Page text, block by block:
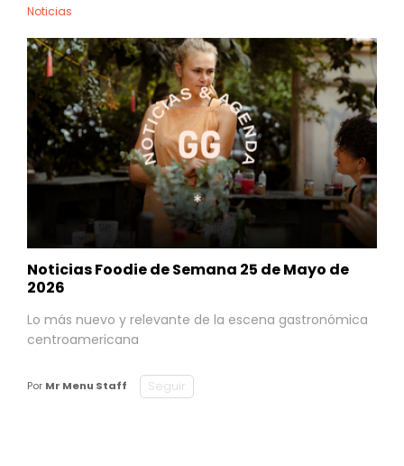
Noticias
Noticias Foodie de Semana 25 de Mayo de
2026
Lo más nuevo y relevante de la escena gastronómica
centroamericana
Por Mr Menu Staff Seguir